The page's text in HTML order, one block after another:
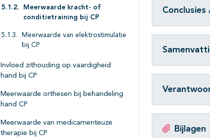
Meerwaarde kracht- of
conditietraining bij CP
Meerwaarde van elektrostimulatie
bij CP
Invloed zithouding op vaardigheid
hand bij CP
Meerwaarde orthesen bij behandeling
hand CP
Meerwaarde van medicamenteuze
therapie bij CP
Conclusies
Bijlagen